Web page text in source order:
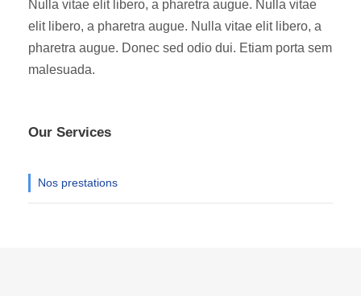
Nulla vitae elit libero, a pharetra augue. Nulla vitae
elit libero, a pharetra augue. Nulla vitae elit libero, a
pharetra augue. Donec sed odio dui. Etiam porta sem
malesuada.
Our Services
Nos prestations